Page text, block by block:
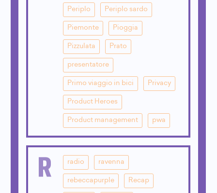
Periplo Periplo sardo
Piemonte Pioggia
Pizzulata Prato
presentatore
Primo viaggio in bici Privacy
Product Heroes
Product management pwa
R radio ravenna
rebeccapurple Recap